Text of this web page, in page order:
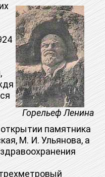
Горельеф Ленина
памятника
М. И. Ульянова, а